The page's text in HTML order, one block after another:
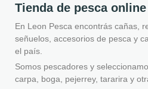
Tienda de pesca
En Leon Pesca encontrás cañas,
señuelos, accesorios de pesca y
el país.
Somos pescadores y
carpa, boga, pejerrey, tararira y